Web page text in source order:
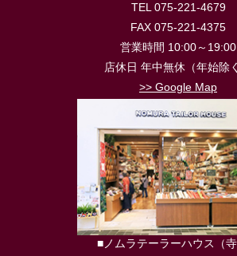
TEL 075-221-4679
FAX 075-221-4375
営業時間 10:00～19:00
店休日 年中無休（年始除
>> Google Map
■ノムラテーラーハウス（寺